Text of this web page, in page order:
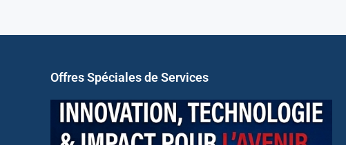
Offres Spéciales de Services